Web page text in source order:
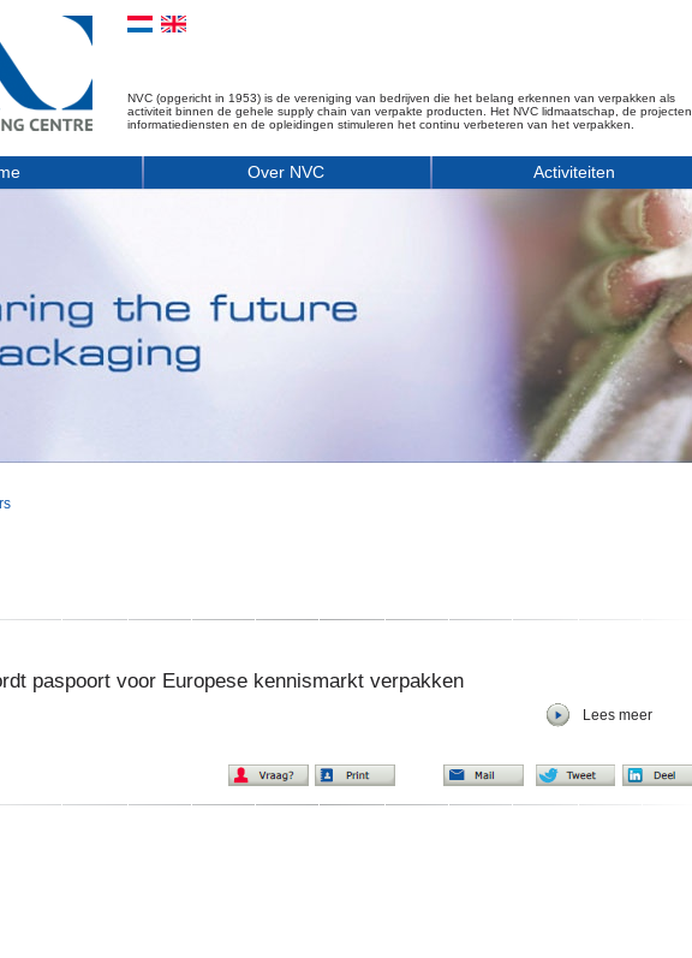
NVC (opgericht in 1953) is de vereniging van bedrijven die het belang erkennen van verpakken als
activiteit binnen de gehele supply chain van verpakte producten. Het NVC lidmaatschap, de projecten,
informatiediensten en de opleidingen stimuleren het continu verbeteren van het verpakken.
Over NVC Activiteiten
paspoort voor Europese kennismarkt verpakken
Lees meer